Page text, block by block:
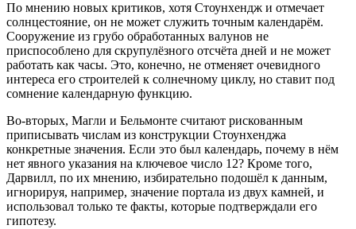
По мнению новых критиков, хотя Стоунхендж и отмечает
солнцестояние, он не может служить точным календарём.
Сооружение из грубо обработанных валунов не
приспособлено для скрупулёзного отсчёта дней и не может
работать как часы. Это, конечно, не отменяет очевидного
интереса его строителей к солнечному циклу, но ставит под
сомнение календарную функцию.
Во-вторых, Магли и Бельмонте считают рискованным
приписывать числам из конструкции Стоунхенджа
конкретные значения. Если это был календарь, почему в нём
нет явного указания на ключевое число 12? Кроме того,
Дарвилл, по их мнению, избирательно подошёл к данным,
игнорируя, например, значение портала из двух камней, и
использовал только те факты, которые подтверждали его
гипотезу.